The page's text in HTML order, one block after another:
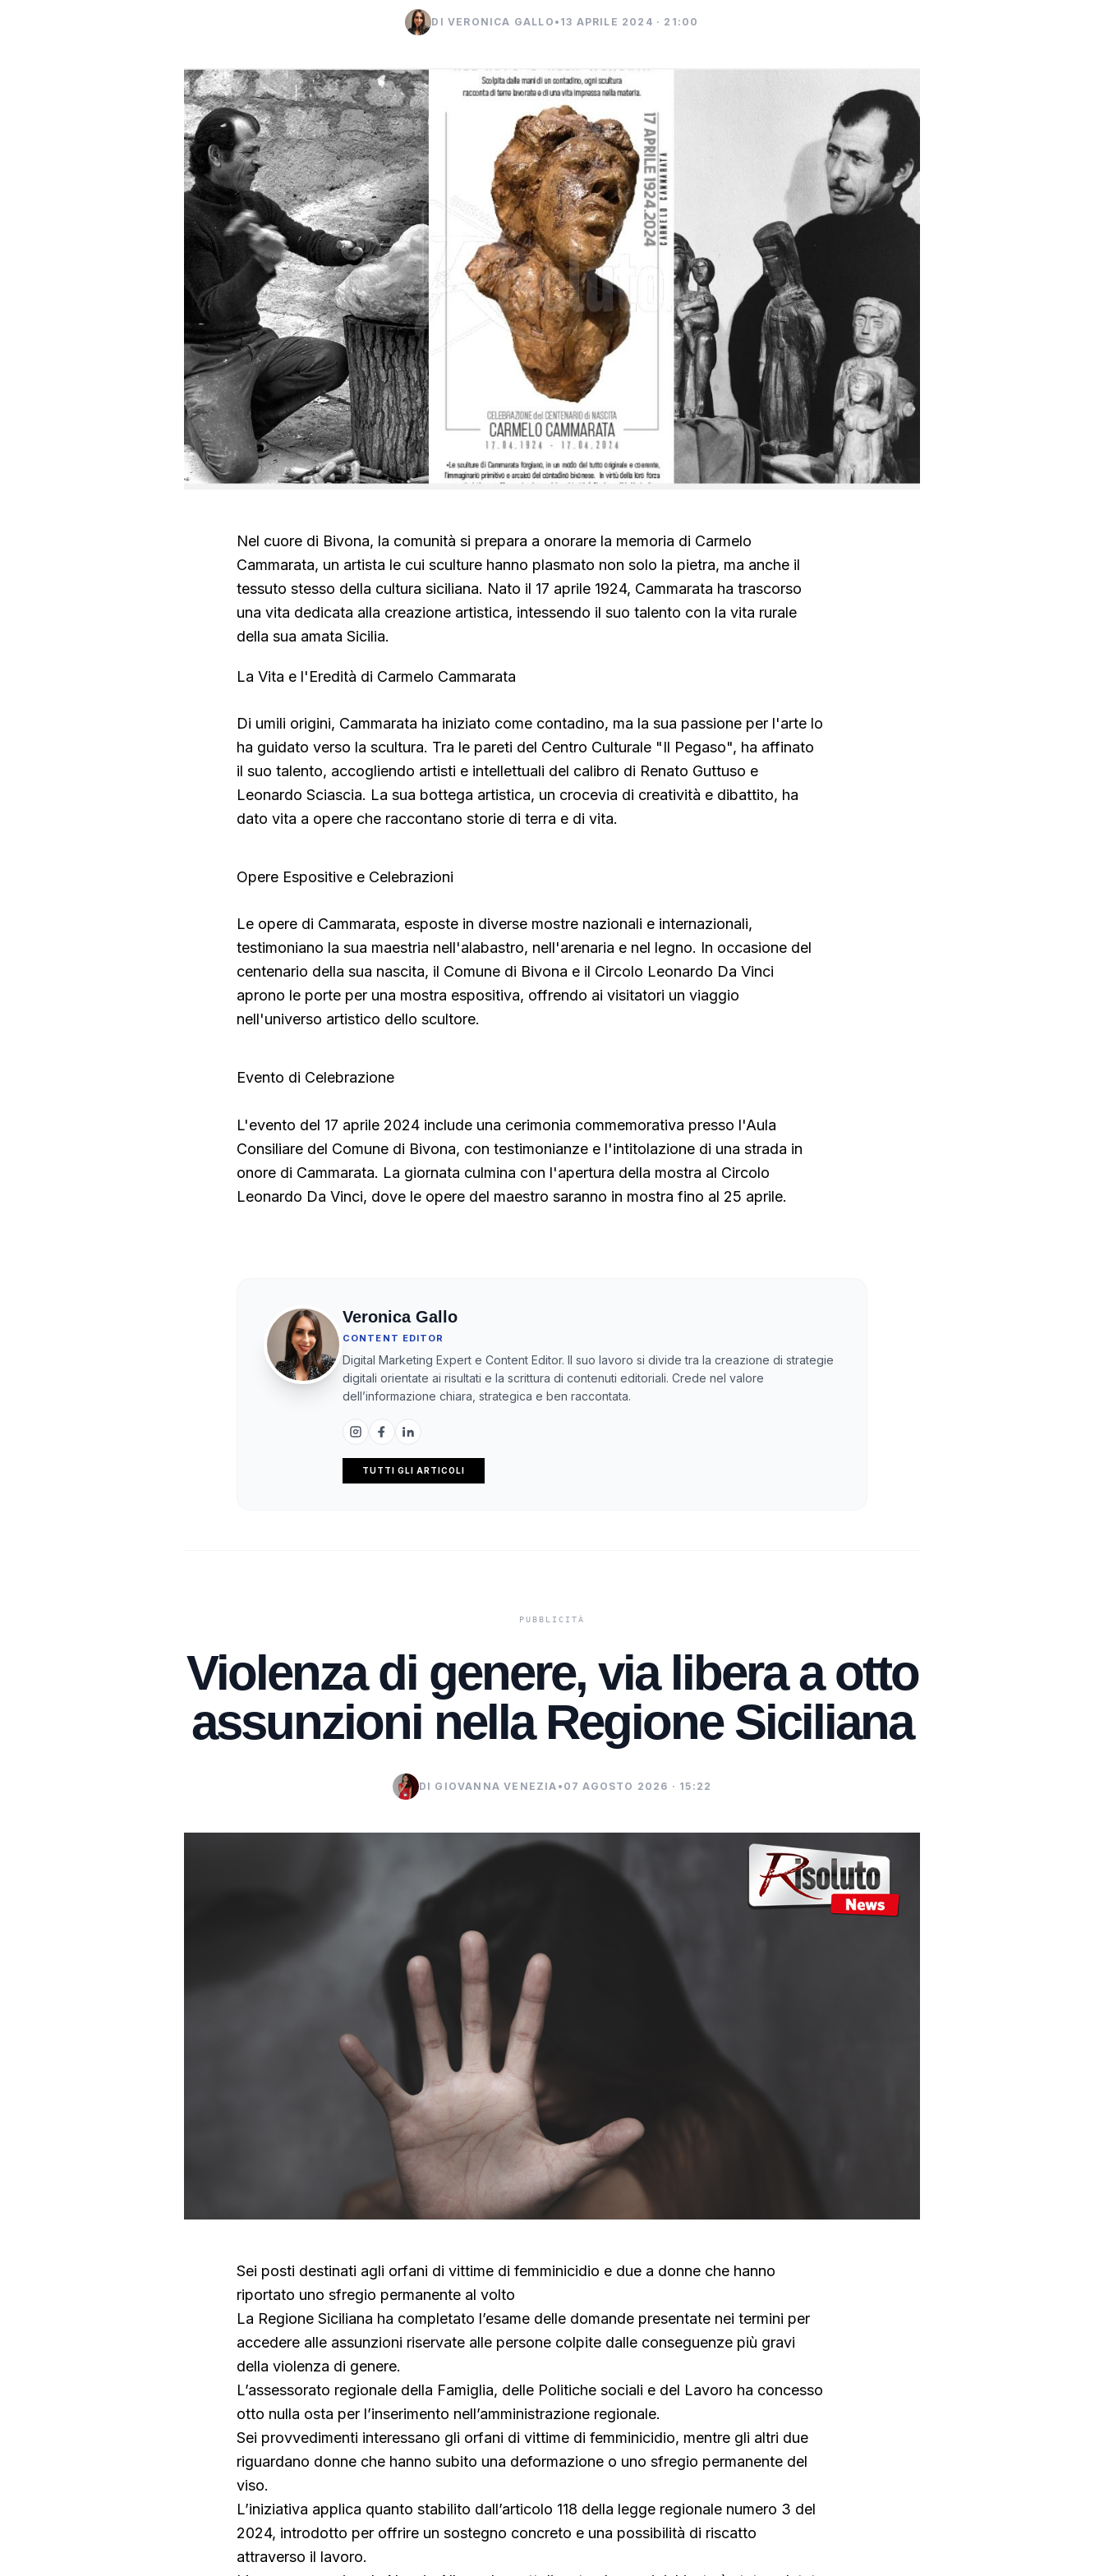
DI VERONICA GALLO • 13 APRILE 2024 · 21:00
Nel cuore di Bivona, la comunità si prepara a onorare la memoria di Carmelo
Cammarata, un artista le cui sculture hanno plasmato non solo la pietra, ma anche il
tessuto stesso della cultura siciliana. Nato il 17 aprile 1924, Cammarata ha trascorso
una vita dedicata alla creazione artistica, intessendo il suo talento con la vita rurale
della sua amata Sicilia.
La Vita e l'Eredità di Carmelo Cammarata
Di umili origini, Cammarata ha iniziato come contadino, ma la sua passione per l'arte lo
ha guidato verso la scultura. Tra le pareti del Centro Culturale "Il Pegaso", ha affinato
il suo talento, accogliendo artisti e intellettuali del calibro di Renato Guttuso e
Leonardo Sciascia. La sua bottega artistica, un crocevia di creatività e dibattito, ha
dato vita a opere che raccontano storie di terra e di vita.
Opere Espositive e Celebrazioni
Le opere di Cammarata, esposte in diverse mostre nazionali e internazionali,
testimoniano la sua maestria nell'alabastro, nell'arenaria e nel legno. In occasione del
centenario della sua nascita, il Comune di Bivona e il Circolo Leonardo Da Vinci
aprono le porte per una mostra espositiva, offrendo ai visitatori un viaggio
nell'universo artistico dello scultore.
Evento di Celebrazione
L'evento del 17 aprile 2024 include una cerimonia commemorativa presso l'Aula
Consiliare del Comune di Bivona, con testimonianze e l'intitolazione di una strada in
onore di Cammarata. La giornata culmina con l'apertura della mostra al Circolo
Leonardo Da Vinci, dove le opere del maestro saranno in mostra fino al 25 aprile.
Veronica Gallo
CONTENT EDITOR
Digital Marketing Expert e Content Editor. Il suo lavoro si divide tra la creazione di strategie
digitali orientate ai risultati e la scrittura di contenuti editoriali. Crede nel valore
dell’informazione chiara, strategica e ben raccontata.
TUTTI GLI ARTICOLI
Violenza di genere, via libera a otto
assunzioni nella Regione Siciliana
DI GIOVANNA VENEZIA • 07 AGOSTO 2026 · 15:22
Sei posti destinati agli orfani di vittime di femminicidio e due a donne che hanno
riportato uno sfregio permanente al volto
La Regione Siciliana ha completato l’esame delle domande presentate nei termini per
accedere alle assunzioni riservate alle persone colpite dalle conseguenze più gravi
della violenza di genere.
L’assessorato regionale della Famiglia, delle Politiche sociali e del Lavoro ha concesso
otto nulla osta per l’inserimento nell’amministrazione regionale.
Sei provvedimenti interessano gli orfani di vittime di femminicidio, mentre gli altri due
riguardano donne che hanno subito una deformazione o uno sfregio permanente del
viso.
L’iniziativa applica quanto stabilito dall’articolo 118 della legge regionale numero 3 del
2024, introdotto per offrire un sostegno concreto e una possibilità di riscatto
attraverso il lavoro.